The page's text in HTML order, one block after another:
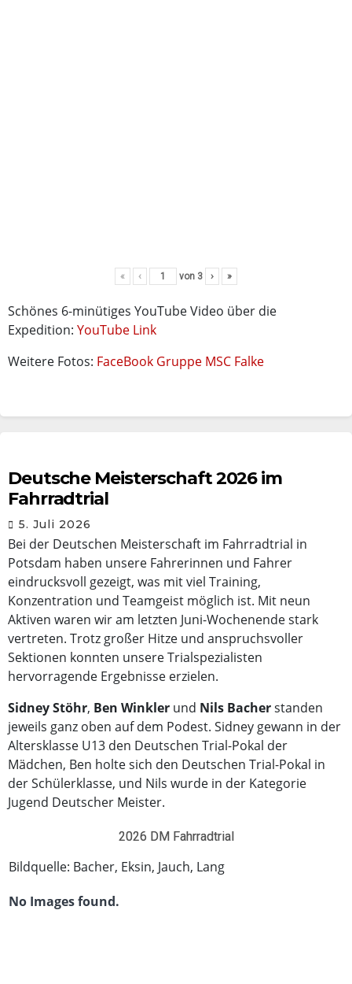
« ‹ von 3 › »
Schönes 6-minütiges YouTube Video über die
Expedition: YouTube Link
Weitere Fotos: FaceBook Gruppe MSC Falke
Deutsche Meisterschaft 2026 im
Fahrradtrial
5. Juli 2026
Bei der Deutschen Meisterschaft im Fahrradtrial in
Potsdam haben unsere Fahrerinnen und Fahrer
eindrucksvoll gezeigt, was mit viel Training,
Konzentration und Teamgeist möglich ist. Mit neun
Aktiven waren wir am letzten Juni-Wochenende stark
vertreten. Trotz großer Hitze und anspruchsvoller
Sektionen konnten unsere Trialspezialisten
hervorragende Ergebnisse erzielen.
Sidney Stöhr, Ben Winkler und Nils Bacherstanden
jeweils ganz oben auf dem Podest. Sidney gewann in der
Altersklasse U13 den Deutschen Trial-Pokal der
Mädchen, Ben holte sich den Deutschen Trial-Pokal in
der Schülerklasse, und Nils wurde in der Kategorie
Jugend Deutscher Meister.
2026 DM Fahrradtrial
Bildquelle: Bacher, Eksin, Jauch, Lang
No Images found.